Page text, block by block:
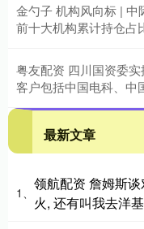
金勺子 机构风向标 | 中
前十大机构累计持仓占
粤友配资 四川国资委
客户包括中国电科、中
最新文章
1、
领航配资 詹姆斯
火, 还有叫我去洋